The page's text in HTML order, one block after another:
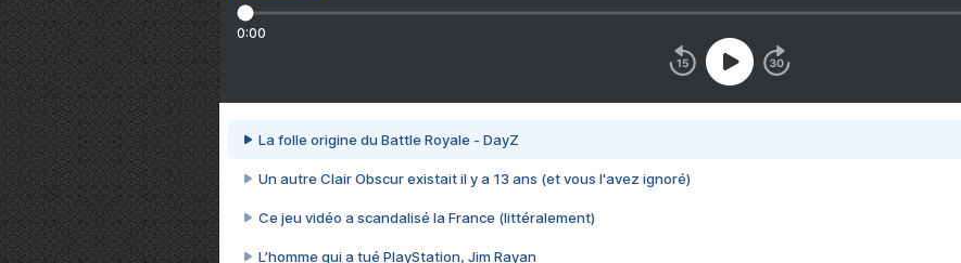
0:00
La folle origine du Battle Royale - DayZ
Un autre Clair Obscur existait il y a 13 ans (et vous l'avez ignoré)
Ce jeu vidéo a scandalisé la France (littéralement)
L’homme qui a tué PlayStation, Jim Rayan